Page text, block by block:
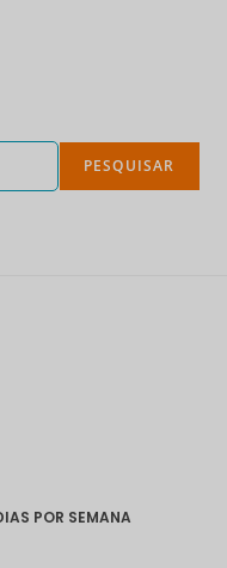
PESQUISAR
POR SEMANA